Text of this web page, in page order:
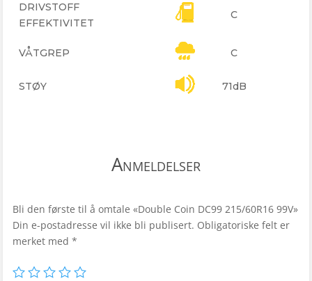
DRIVSTOFF
EFFEKTIVITET
C
VÅTGREP C
STØY 71dB
Anmeldelser
Bli den første til å omtale «Double Coin DC99 215/60R16 99V»
Din e-postadresse vil ikke bli publisert. Obligatoriske felt er
merket med *